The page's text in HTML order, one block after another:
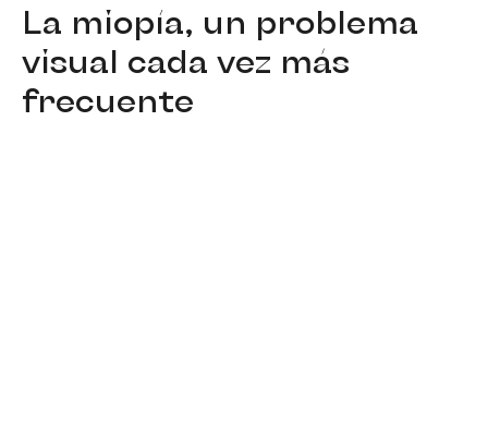
La miopía, un problema
visual cada vez más
frecuente